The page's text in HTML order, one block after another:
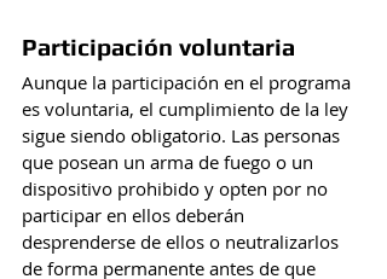
Participación voluntaria
Aunque la participación en el programa
es voluntaria, el cumplimiento de la ley
sigue siendo obligatorio. Las personas
que posean un arma de fuego o un
dispositivo prohibido y opten por no
participar en ellos deberán
desprenderse de ellos o neutralizarlos
de forma permanente antes de que